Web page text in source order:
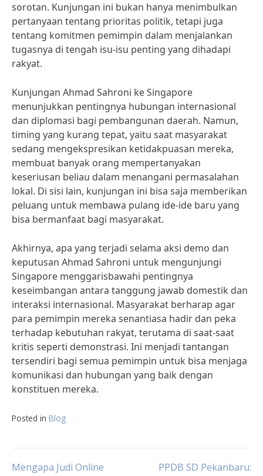
sorotan. Kunjungan ini bukan hanya menimbulkan
pertanyaan tentang prioritas politik, tetapi juga
tentang komitmen pemimpin dalam menjalankan
tugasnya di tengah isu-isu penting yang dihadapi
rakyat.
Kunjungan Ahmad Sahroni ke Singapore
menunjukkan pentingnya hubungan internasional
dan diplomasi bagi pembangunan daerah. Namun,
timing yang kurang tepat, yaitu saat masyarakat
sedang mengekspresikan ketidakpuasan mereka,
membuat banyak orang mempertanyakan
keseriusan beliau dalam menangani permasalahan
lokal. Di sisi lain, kunjungan ini bisa saja memberikan
peluang untuk membawa pulang ide-ide baru yang
bisa bermanfaat bagi masyarakat.
Akhirnya, apa yang terjadi selama aksi demo dan
keputusan Ahmad Sahroni untuk mengunjungi
Singapore menggarisbawahi pentingnya
keseimbangan antara tanggung jawab domestik dan
interaksi internasional. Masyarakat berharap agar
para pemimpin mereka senantiasa hadir dan peka
terhadap kebutuhan rakyat, terutama di saat-saat
kritis seperti demonstrasi. Ini menjadi tantangan
tersendiri bagi semua pemimpin untuk bisa menjaga
komunikasi dan hubungan yang baik dengan
konstituen mereka.
Posted in Blog
Mengapa Judi Online
PPDB SD Pekanbaru: